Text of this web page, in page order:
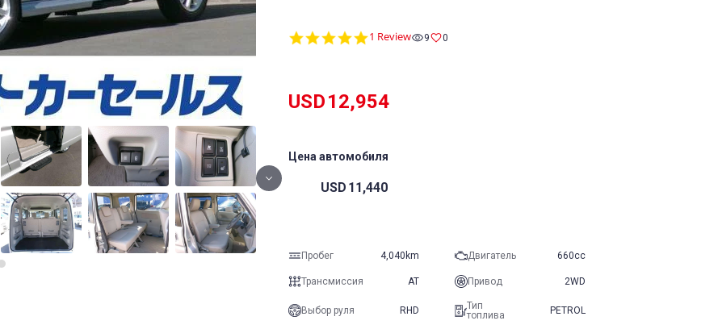
5.0
1 Review 9 0
USD12,954
Цена автомобиля
USD 11,440
Пробег 4,040km Двигатель 660cc
Трансмиссия AT Привод 2WD
Выбор руля RHD
Тип
топлива
PETROL